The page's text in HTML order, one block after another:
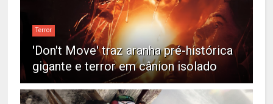
Terror
'Don't Move' traz aranha pré-histórica
gigante e terror em cânion isolado